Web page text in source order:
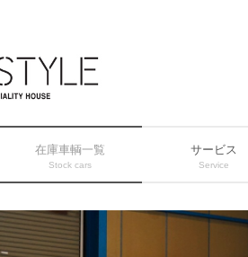
在庫車輌一覧
Stock cars
サービス
Service